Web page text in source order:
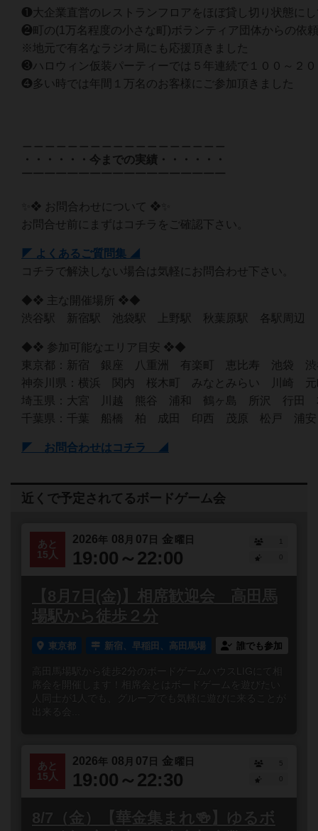
❶大企業直営のレストランフロアをほぼ貸し切り状態に
❷町の(1万名程度の小さな町)ボランティア団体からの依
※地元で有名なラジオ局にも応援頂きました
❸ハロウィン仮装パーティーでは５年連続で１００～２
❹多い時では年間１万名のお客様にご参加頂きました
・・・・・・今までの実績・・・・・・
￣￣￣￣￣￣￣￣￣￣￣￣￣￣￣￣￣￣
✨❖ お問合わせについて ❖✨
お問合せ前にまずはコチラをご確認下さい。
◤ よくあるご質問集 ◢
コチラで解決しない場合は気軽にお問合わせ下さい。
◆❖ 主な開催場所 ❖◆
渋谷駅 新宿駅 池袋駅 上野駅 秋葉原駅 各駅周辺
◆❖ 参加可能なエリア目安 ❖◆
東京都：新宿 銀座 八重洲 有楽町 恵比寿 池袋
神奈川県：横浜 関内 桜木町 みなとみらい 川
埼玉県：大宮 川越 熊谷 浦和 鶴ヶ島 所沢 行
千葉県：千葉 船橋 柏 成田 印西 茂原 松戸 浦安
◤ お問合わせはコチラ ◢
近くで予定されてるボードゲーム会
あと
15人
2026年 08 月 07 日 金曜日
19:00～22:00
1
【8月7日(金)】相席歓迎会 高田馬
場駅から徒歩２分
東京都 新宿、早稲田、高田馬場 誰でも参加
高田馬場駅から徒歩2分のボードゲームハウスLIGにて相
席会を開催します！相席会とはボードゲームを遊びたい
人同士が1人でも、グループでも気軽に遊びに来ることが
出来る会...
あと
15人
2026年 08 月 07 日 金曜日
19:00～22:30
5
8/7（金）【華金集まれ🍻】ゆるボ